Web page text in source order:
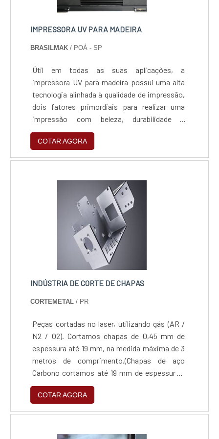
IMPRESSORA UV PARA MADEIRA
BRASILMAK / POÁ - SP
Útil em todas as suas aplicações, a
impressora UV para madeira possui uma alta
tecnologia alinhada à qualidade de impressão,
dois fatores primordiais para realizar uma
impressão com beleza, durabilidade e
atratividade. Sendo assim, é comum que seja
utilizada para: Comunicação visual;
Decorações; Revestimentos; E outros
IMPRESSORAO que dá a possibilidade de
imprimir em madeira, é que a impressora UV
possui um elevado desempenho e
adaptabilidade, capaz de assegura.
COTAR AGORA
INDÚSTRIA DE CORTE DE CHAPAS
CORTEMETAL / PR
Peças cortadas no laser, utilizando gás (AR /
N2 / O2). Cortamos chapas de 0,45 mm de
espessura até 19 mm, na medida máxima de 3
metros de comprimento.(Chapas de aço
Carbono cortamos até 19 mm de espessura /
Chapas de Inox 304 Comum Cortamos até 9,5
mm de espessura / Chapas de Inox 304
Escovado Cortamos até 3,00 mm de
Cortamos até 2,5 mm de espessura / Chapas
COTAR AGORA